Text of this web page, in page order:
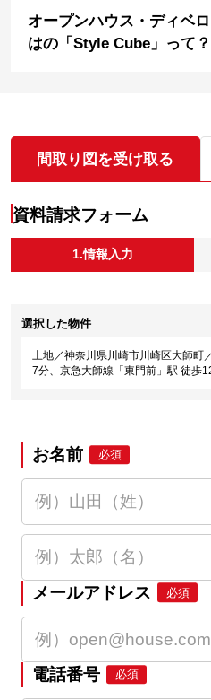
オープンハウス・ディベ
はの「Style Cube」って？
間取り図を受け取る
資料請求フォーム
1.情報入力
選択した物件
土地／神奈川県川崎市川崎区大師町
7分、京急大師線「東門前」駅 徒歩
お名前 必須
メールアドレス 必須
電話番号 必須